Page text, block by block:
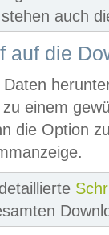
auch
auf die
Daten
zu einem
die Option